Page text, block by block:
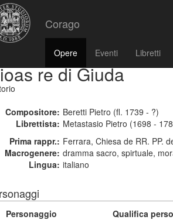
Corago
Opere Eventi Libretti
re di Giuda
Compositore: Beretti Pietro (fl. 1739 - ?)
Librettista: Metastasio Pietro (1698 -
Prima rappr.: Ferrara, Chiesa de RR. PP.
Macrogenere: dramma sacro, spirtuale,
Lingua: italiano
Personaggio
Qualifica